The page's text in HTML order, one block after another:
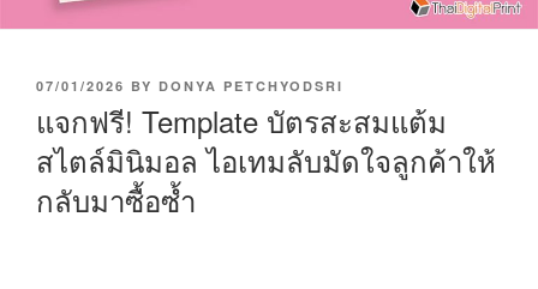
P
S
E
D
O
07/01/2026 BY DONYA PETCHYODSRI
แจกฟรี! Template บัตรสะสมแต้ม
สไตล์มินิมอล ไอเทมลับมัดใจลูกค้าให้
กลับมาซื้อซ้ำ